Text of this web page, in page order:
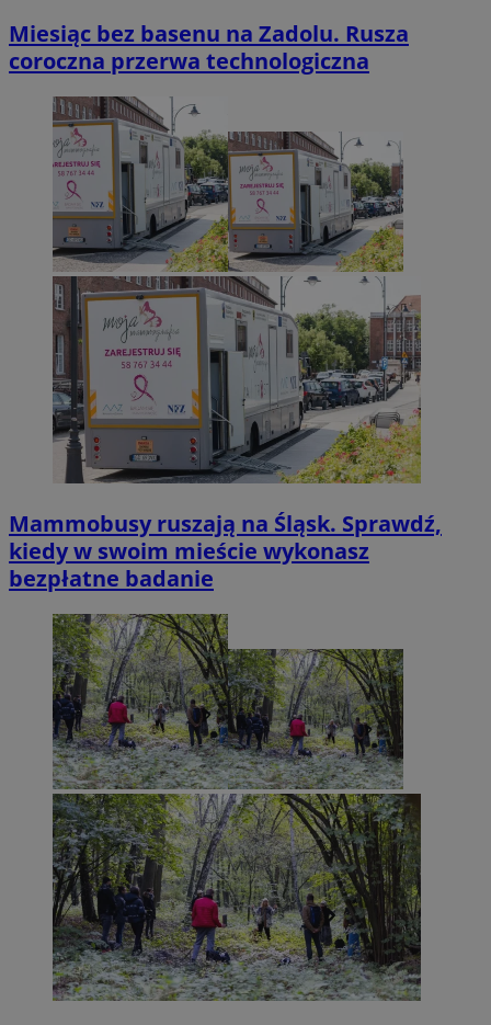
Miesiąc bez basenu na Zadolu. Rusza
coroczna przerwa technologiczna
Mammobusy ruszają na Śląsk. Sprawdź,
kiedy w swoim mieście wykonasz
bezpłatne badanie